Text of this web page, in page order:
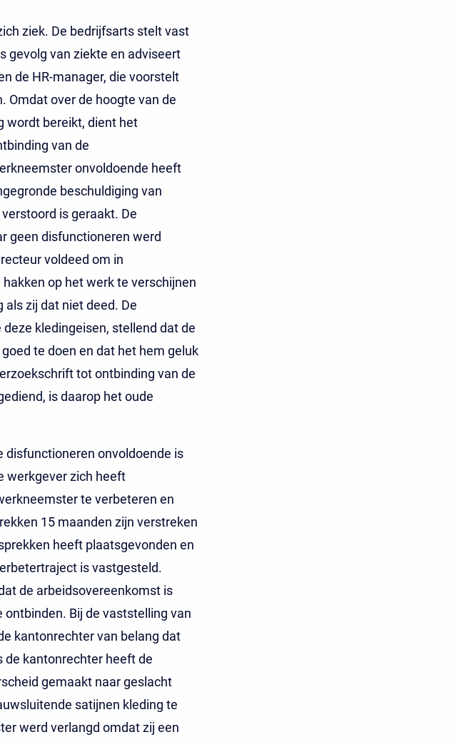
ziek. De bedrijfsarts stelt vast
gevolg van ziekte en adviseert
de HR-manager, die voorstelt
Omdat over de hoogte van de
wordt bereikt, dient het
van de
onvoldoende heeft
beschuldiging van
is geraakt. De
geen disfunctioneren werd
voldeed om in
op het werk te verschijnen
zij dat niet deed. De
kledingeisen, stellend dat de
te doen en dat het hem geluk
tot ontbinding van de
is daarop het oude
disfunctioneren onvoldoende is
werkgever zich heeft
te verbeteren en
15 maanden zijn verstreken
heeft plaatsgevonden en
is vastgesteld.
de arbeidsovereenkomst is
Bij de vaststelling van
kantonrechter van belang dat
de kantonrechter heeft de
gemaakt naar geslacht
satijnen kleding te
werd verlangd omdat zij een